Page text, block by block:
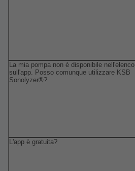
La mia pompa non è disponibile nell'elenco
sull'app. Posso comunque utilizzare KSB
Sonolyzer®?
L'app è gratuita?